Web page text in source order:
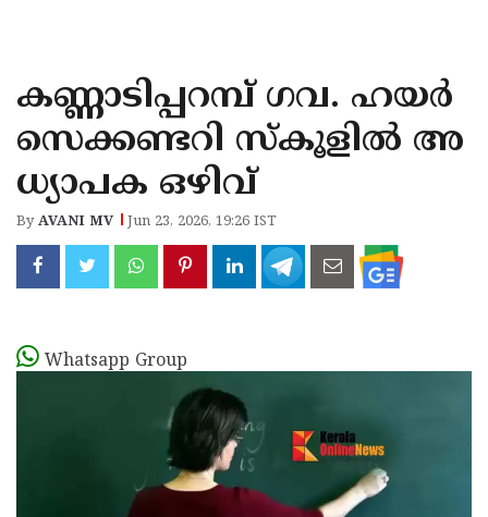
KANNUR
KASARAGOD
കണ്ണാടിപ്പറമ്പ് ഗവ. ഹയർ
സെക്കണ്ടറി സ്കൂളിൽ അ
ധ്യാപക ഒഴിവ്
ByAVANI MV Jun 23, 2026, 19:26 IST
Whatsapp Group